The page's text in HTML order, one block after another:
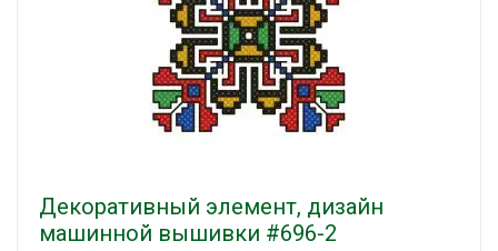
Декоративный элемент, дизайн
машинной вышивки #696-2